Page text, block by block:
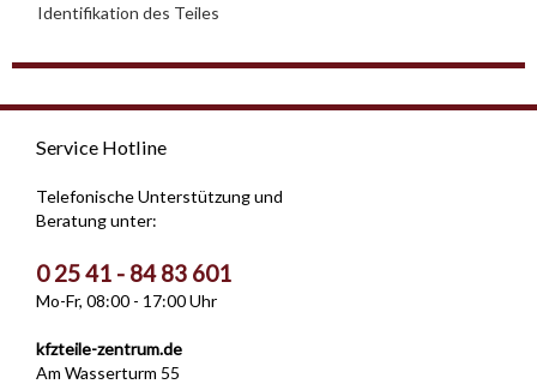
Identifikation des Teiles
Service Hotline
Telefonische Unterstützung und
Beratung unter:
0 25 41 - 84 83 601
Mo-Fr, 08:00 - 17:00 Uhr
kfzteile-zentrum.de
Am Wasserturm 55